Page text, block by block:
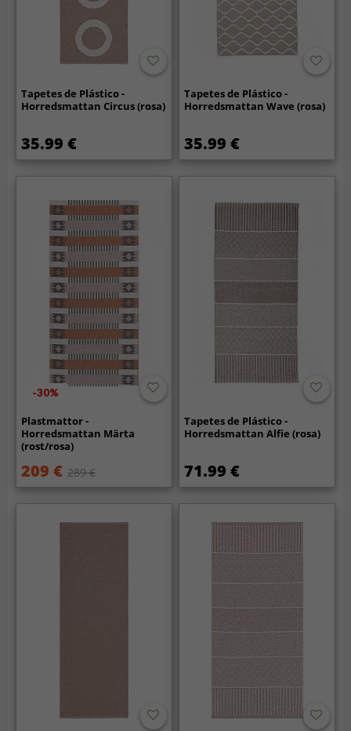
Tapetes de Plástico -
Horredsmattan Circus (rosa)
35.99 €
Tapetes de Plástico -
Horredsmattan Wave (rosa)
35.99 €
-30%
Plastmattor -
Horredsmattan Märta
(rost/rosa)
209 € 289 €
Tapetes de Plástico -
Horredsmattan Alfie (rosa)
71.99 €